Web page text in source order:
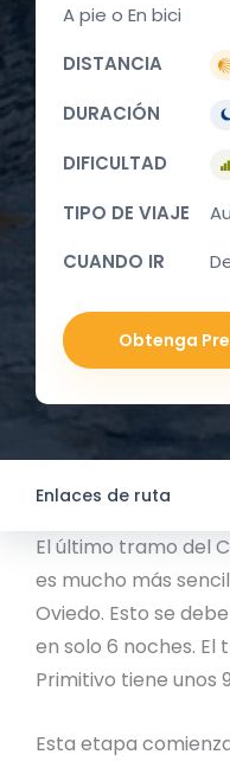
A pie o En bici
DISTANCIA
DURACIÓN
DIFICULTAD
TIPO DE VIAJE
CUANDO IR
Obtenga
Enlaces de ruta
El último tramo del
es mucho más
Oviedo. Esto se
en solo 6 noches. El
Primitivo tiene unos
Esta etapa